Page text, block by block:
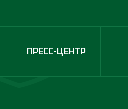
ПРЕСС-ЦЕНТР